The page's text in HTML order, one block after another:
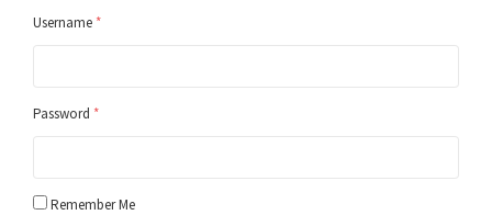
Username *
Password *
Remember Me